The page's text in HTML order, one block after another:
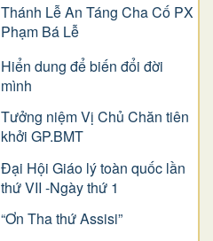
Thánh Lễ An Táng Cha Cố PX
Phạm Bá Lễ
Hiển dung để biến đổi đời
mình
Tưởng niệm Vị Chủ Chăn tiên
khởi GP.BMT
Đại Hội Giáo lý toàn quốc lần
thứ VII -Ngày thứ 1
“Ơn Tha thứ Assisi”